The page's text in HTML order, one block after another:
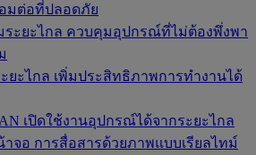
มต่อที่ปลอดภัย
ะยะไกล ควบคุมอุปกรณ์ที่ไม่ต้องพึ่งพา
ยะไกล เพิ่มประสิทธิภาพการทำงานได้
เปิดใช้งานอุปกรณ์ได้จากระยะไกล
าจอ การสื่อสารด้วยภาพแบบเรียลไทม์